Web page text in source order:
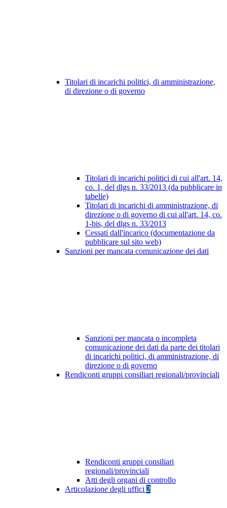
Titolari di incarichi politici, di amministrazione,
di direzione o di governo
Titolari di incarichi politici di cui all'art. 14,
co. 1, del dlgs n. 33/2013 (da pubblicare in
tabelle)
Titolari di incarichi di amministrazione, di
direzione o di governo di cui all'art. 14, co.
1-bis, del dlgs n. 33/2013
Cessati dall'incarico (documentazione da
pubblicare sul sito web)
Sanzioni per mancata comunicazione dei dati
Sanzioni per mancata o incompleta
comunicazione dei dati da parte dei titolari
di incarichi politici, di amministrazione, di
direzione o di governo
Rendiconti gruppi consiliari regionali/provinciali
Rendiconti gruppi consiliari
regionali/provinciali
Atti degli organi di controllo
Articolazione degli uffici 2